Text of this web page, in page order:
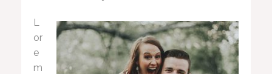
L
or
e
m